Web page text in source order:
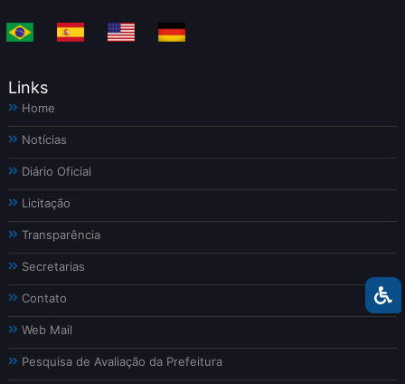
Links
Home
Notícias
Diário Oficial
Licitação
Transparência
Secretarias
Contato
Web Mail
Pesquisa de Avaliação da Prefeitura